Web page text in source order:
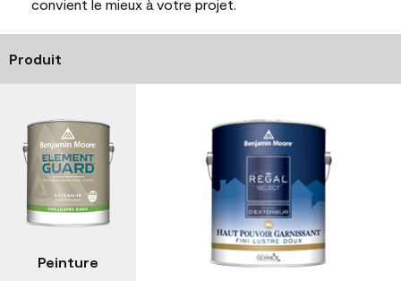
convient le mieux à votre projet.
Produit
Peinture